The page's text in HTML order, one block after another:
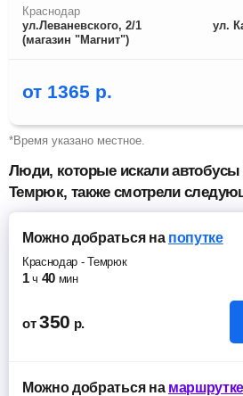
Краснодар
ул.Леваневского, 2/1
(магазин "Магнит")
ул.
от 1365 р.
*Время указано местное.
Люди, которые искали автобусы
Темрюк, также смотрели
Можно добратьсяна попутке
Краснодар -Темрюк
1 ч 40 мин
от 350 р.
Можно добратьсяна маршрутке